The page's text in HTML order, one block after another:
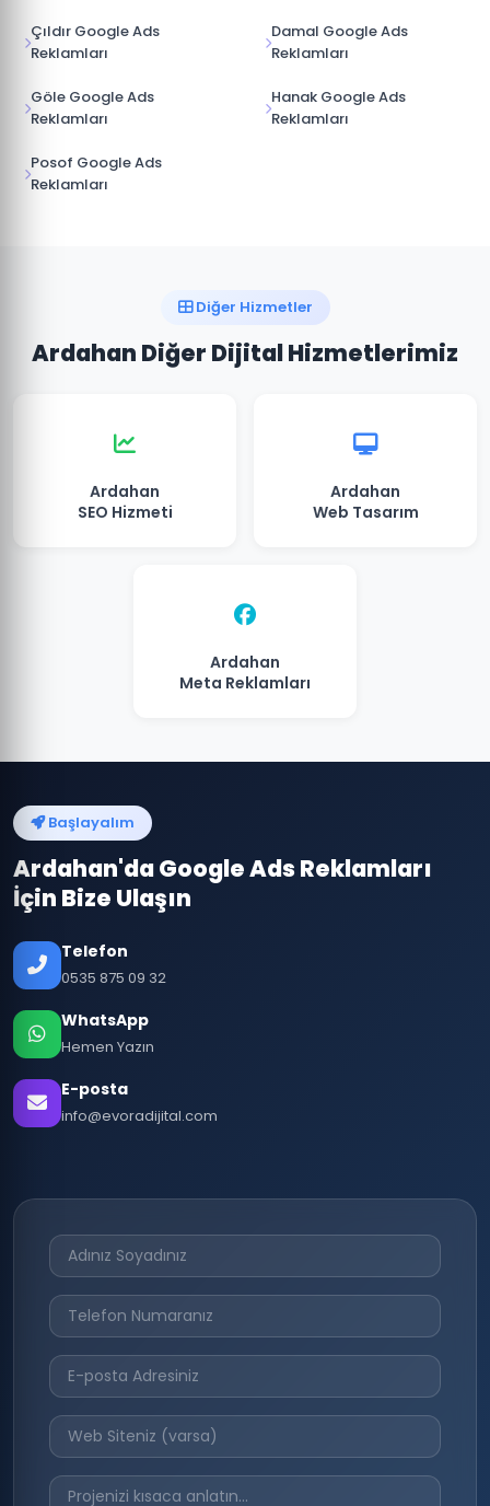
Çıldır Google Ads
Reklamları
Damal Google Ads
Reklamları
Göle Google Ads
Reklamları
Hanak Google Ads
Reklamları
Posof Google Ads
Reklamları
Diğer Hizmetler
Ardahan Diğer Dijital Hizmetlerimiz
Ardahan
SEO Hizmeti
Ardahan
Web Tasarım
Ardahan
Meta Reklamları
Başlayalım
Ardahan'da Google Ads Reklamları
İçin Bize Ulaşın
Telefon
0535 875 09 32
WhatsApp
Hemen Yazın
E-posta
info@evoradijital.com